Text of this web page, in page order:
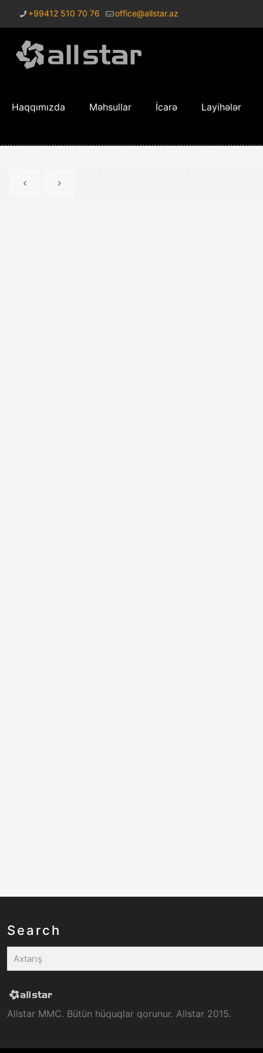
+99412 510 70 76 office@allstar.az
Haqqımızda Məhsullar İcarə Layihələr
Search
Allstar MMC. Bütün hüquqlar qorunur. Allstar 2015.